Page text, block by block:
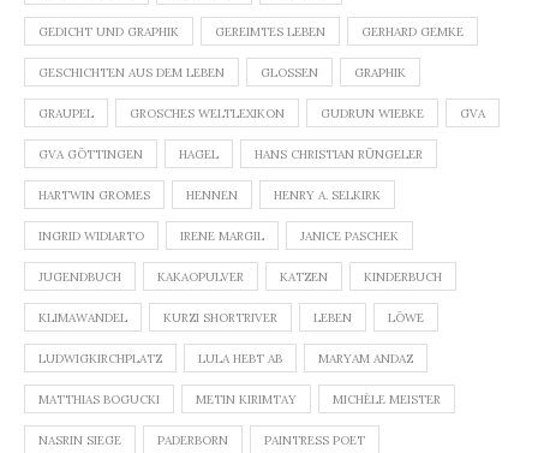
GEDICHT UND GRAPHIK GEREIMTES LEBEN GERHARD GEMKE
GESCHICHTEN AUS DEM LEBEN GLOSSEN GRAPHIK
GRAUPEL GROSCHES WELTLEXIKON GUDRUN WIEBKE GVA
GVA GÖTTINGEN HAGEL HANS CHRISTIAN RÜNGELER
HARTWIN GROMES HENNEN HENRY A. SELKIRK
INGRID WIDIARTO IRENE MARGIL JANICE PASCHEK
JUGENDBUCH KAKAOPULVER KATZEN KINDERBUCH
KLIMAWANDEL KURZI SHORTRIVER LEBEN LÖWE
LUDWIGKIRCHPLATZ LULA HEBT AB MARYAM ANDAZ
MATTHIAS BOGUCKI METIN KIRIMTAY MICHÈLE MEISTER
NASRIN SIEGE PADERBORN PAINTRESS POET